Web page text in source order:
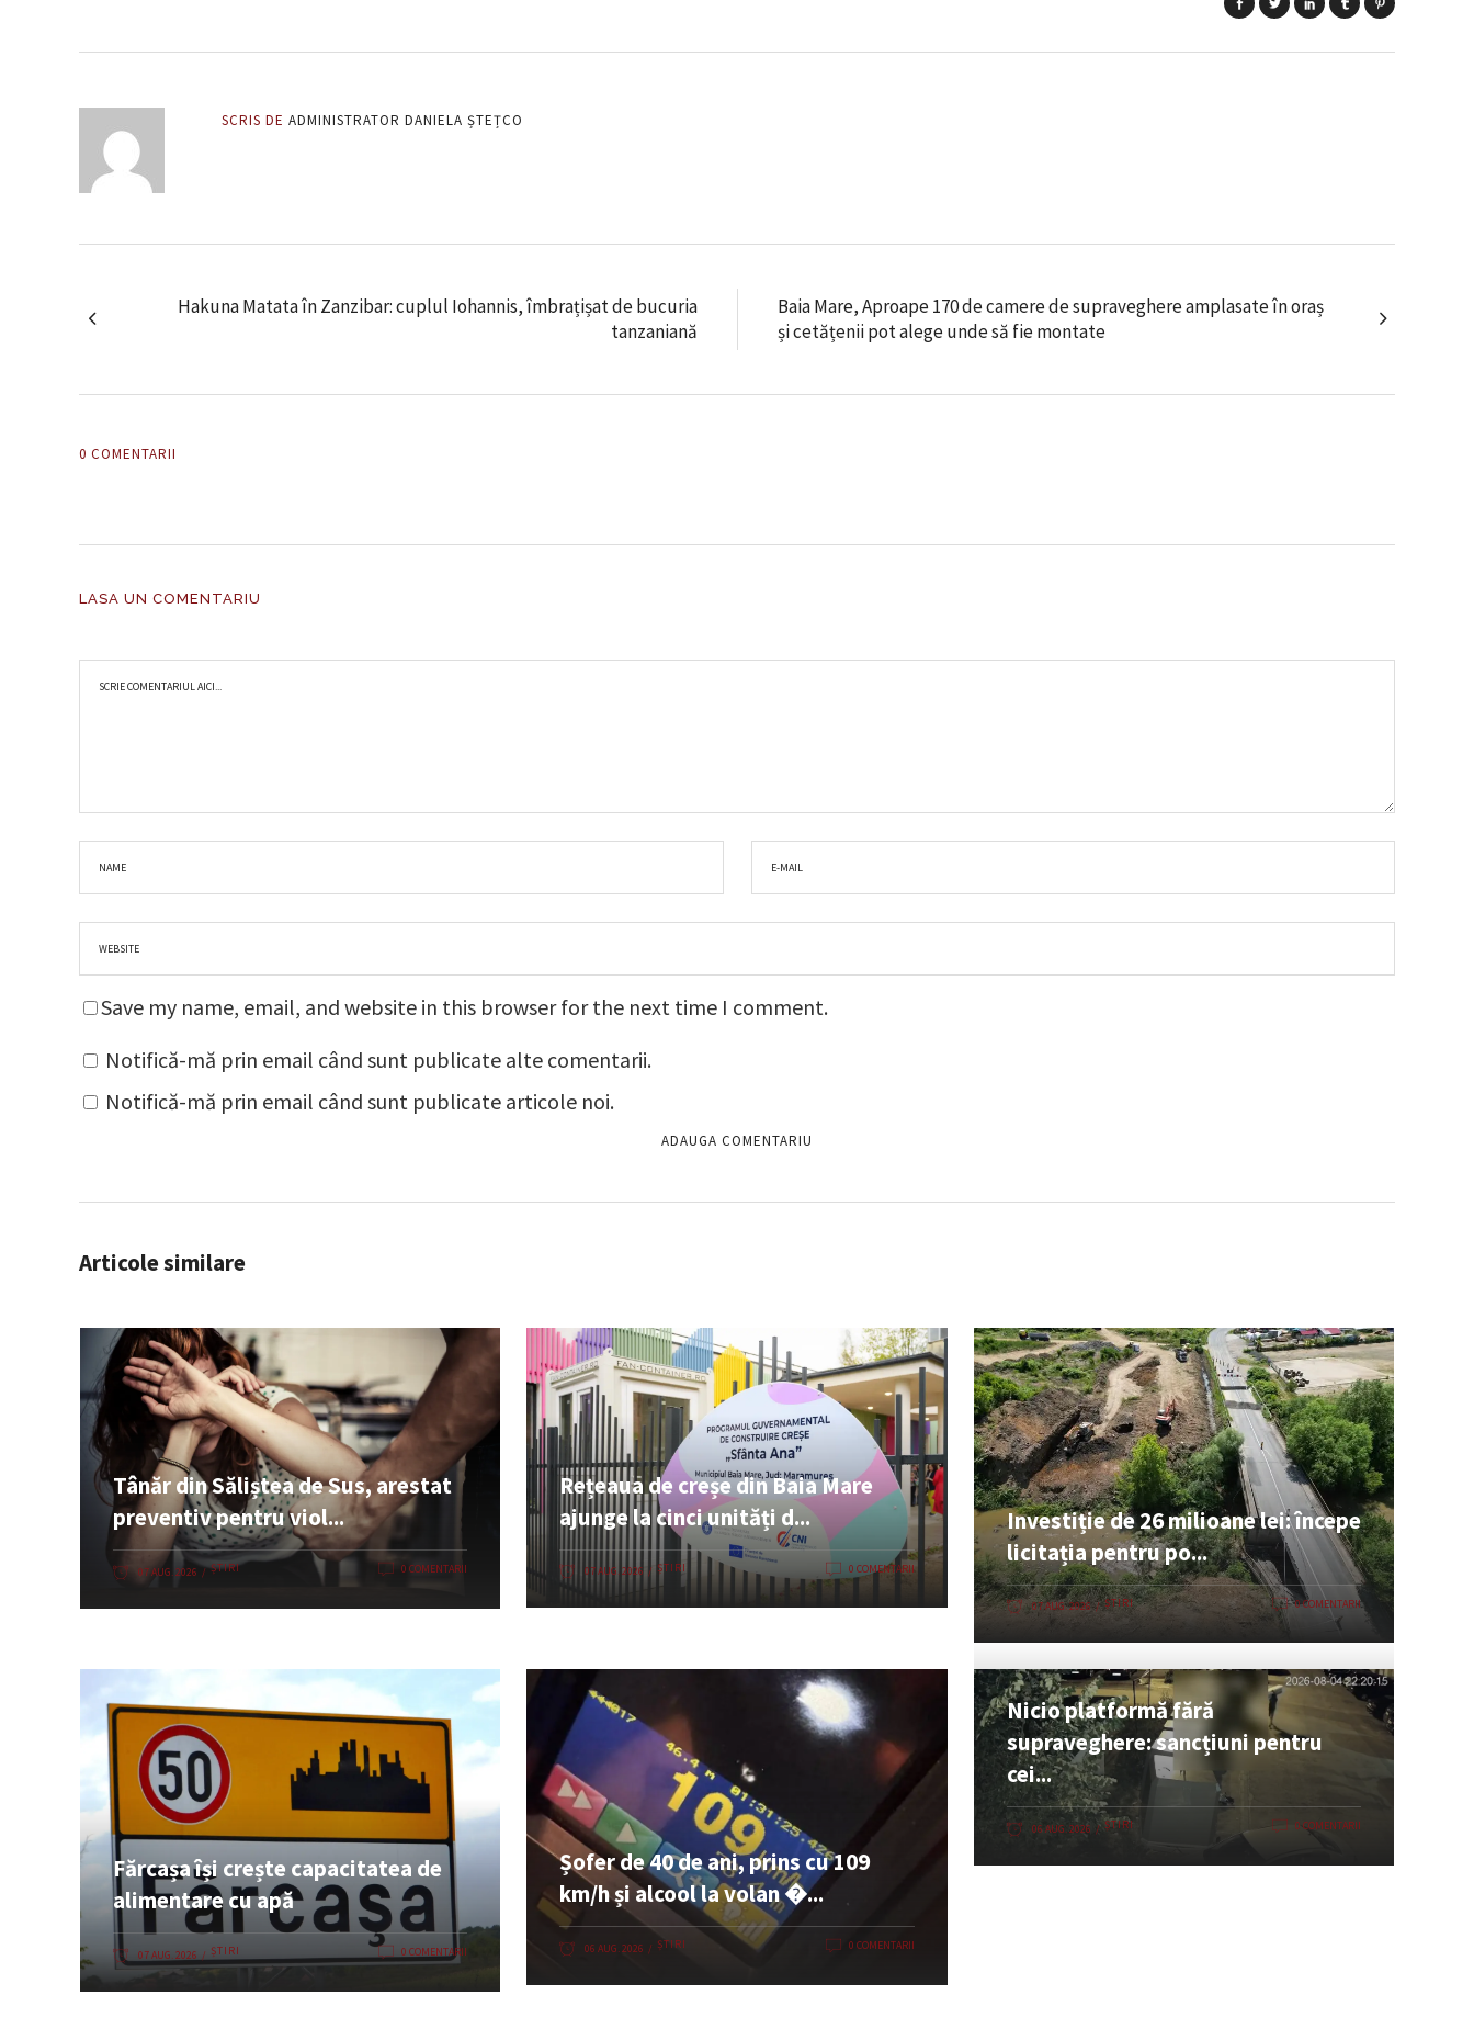
SCRIS DE ADMINISTRATOR DANIELA ȘTEȚCO
Hakuna Matata în Zanzibar: cuplul Iohannis, îmbrațișat de bucuria
tanzaniană
Baia Mare, Aproape 170 de camere de supraveghere amplasate în oraș
și cetățenii pot alege unde să fie montate
0 COMENTARII
LASA UN COMENTARIU
Save my name, email, and website in this browser for the next time I comment.
Notifică-mă prin email când sunt publicate alte comentarii.
Notifică-mă prin email când sunt publicate articole noi.
Articole similare
Tânăr din Săliștea de Sus, arestat
preventiv pentru viol...
07 AUG. 2026 ȘTIRI 0 COMENTARII
Rețeaua de creșe din Baia Mare
ajunge la cinci unități d...
07 AUG. 2026 ȘTIRI 0 COMENTARII
Investiție de 26 milioane lei: începe
licitația pentru po...
07 AUG. 2026 ȘTIRI 0 COMENTARII
Fărcașa își crește capacitatea de
alimentare cu apă
07 AUG. 2026 ȘTIRI 0 COMENTARII
Șofer de 40 de ani, prins cu 109
km/h și alcool la volan �...
06 AUG. 2026 ȘTIRI 0 COMENTARII
Nicio platformă fără
supraveghere: sancțiuni pentru
cei...
06 AUG. 2026 ȘTIRI 0 COMENTARII